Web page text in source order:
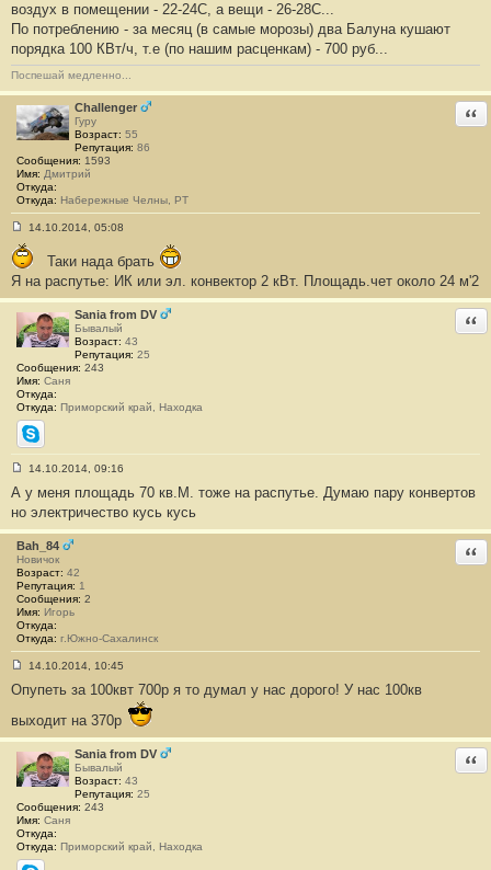
н
и
#
3
6
воздух в помещении - 22-24С, а вещи - 26-28С...
По потреблению - за месяц (в самые морозы) два Балуна кушают
порядка 100 КВт/ч, т.е (по нашим расценкам) - 700 руб...
Поспешай медленно...
Challenger
Гуру
Возраст: 55
Репутация: 86
Сообщения: 1593
Имя: Дмитрий
Откуда:
Откуда: Набережные Челны, РТ
о
о
б
щ
е
н
и
е
3
7
14.10.2014, 05:08
Таки нада брать
Я на распутье: ИК или эл. конвектор 2 кВт. Площадь.чет около 24 м'2
Sania from DV
Бывалый
Возраст: 43
Репутация: 25
Сообщения: 243
Имя: Саня
Откуда:
Откуда: Приморский край, Находка
Skype
о
о
б
щ
е
н
и
е
#
3
8
14.10.2014, 09:16
А у меня площадь 70 кв.М. тоже на распутье. Думаю пару конвертов
но электричество кусь кусь
Bah_84
Новичок
Возраст: 42
Репутация: 1
Сообщения: 2
Имя: Игорь
Откуда:
Откуда: г.Южно-Сахалинск
о
б
щ
е
н
и
е
3
9
14.10.2014, 10:45
Опупеть за 100квт 700р я то думал у нас дорого! У нас 100кв
выходит на 370р
Sania from DV
Бывалый
Возраст: 43
Репутация: 25
Сообщения: 243
Имя: Саня
Откуда:
Откуда: Приморский край, Находка